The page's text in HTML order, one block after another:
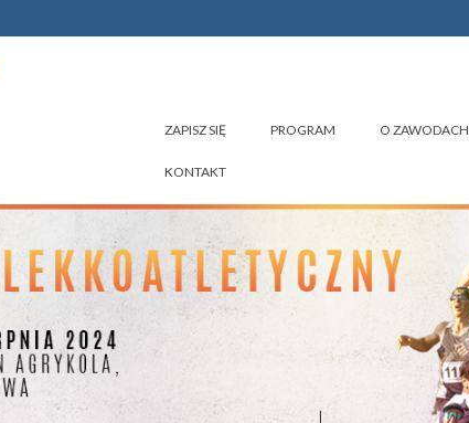
ZAPISZ SIĘ PROGRAM O ZAWODACH
KONTAKT